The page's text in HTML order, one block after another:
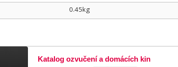
0.45kg
Katalog ozvučení a domácích kin